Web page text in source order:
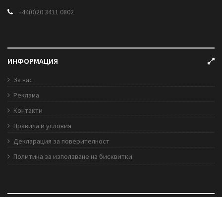
+44(0)20 3411 0802
ИНФОРМАЦИЯ
За нас
Реклама
Контакти
Правила и условия
Декларация за поверителност
Политика за използване на бисквитки